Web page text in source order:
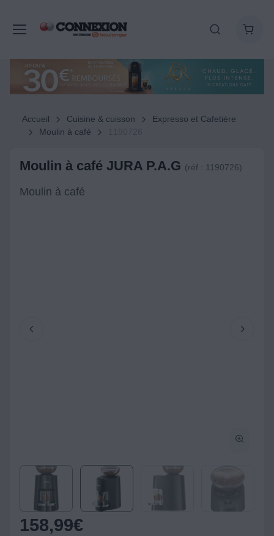
Accueil Cuisine & cuisson
Expresso et Cafetière
Moulin à café
Moulin à café JURA P.A.G (réf : 1190726)
Moulin à café
158,99€